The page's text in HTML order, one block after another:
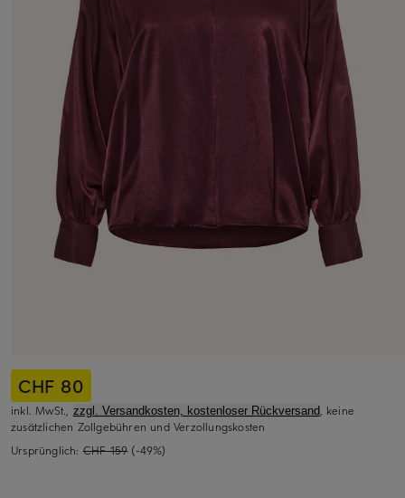
CHF 80
inkl. MwSt., zzgl. Versandkosten, kostenloser Rückversand, keine
zusätzlichen Zollgebühren und Verzollungskosten
Ursprünglich: CHF 159 (-49%)